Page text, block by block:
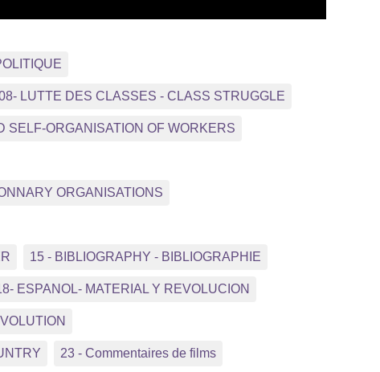
LUTTE DES CLASSES - CLASS STRUGGLE
SELF-ORGANISATION OF WORKERS
ORGANISATIONS
15 - BIBLIOGRAPHY - BIBLIOGRAPHIE
ESPANOL- MATERIAL Y REVOLUCION
23 - Commentaires de films